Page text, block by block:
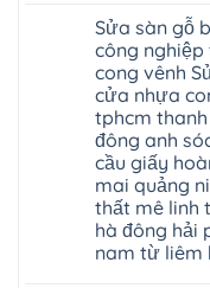
4mm
6mm
8mm
10mm
12mm
tại
nhà
Ziccos
Flortex
Wilson
black
Hobi
wood
Glotex
Kosmos
Hobi
sửa
chữa
Sửa
sàn
nhựa
giả
gỗ
hèm
khóa
giá
rẻ
4mm
6mm
8mm
10mm
12mm
chịu
bình
luận
ở
Sửa
sàn
gỗ
bị
ngấm
nước
tại
Hà
Nội
Sửa
sàn
gỗ
công
Sửa sàn gỗ
công nghiệp
cong vênh
cửa nhựa
tphcm
đông anh
cầu giấy
mai quảng
thất mê linh
hà đông hải
nam từ liêm